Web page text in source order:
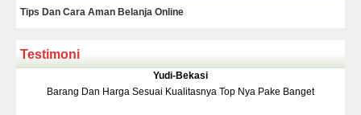
Tips Dan Cara Aman Belanja Online
Testimoni
Yudi-Bekasi
Barang Dan Harga Sesuai Kualitasnya Top Nya Pake Banget